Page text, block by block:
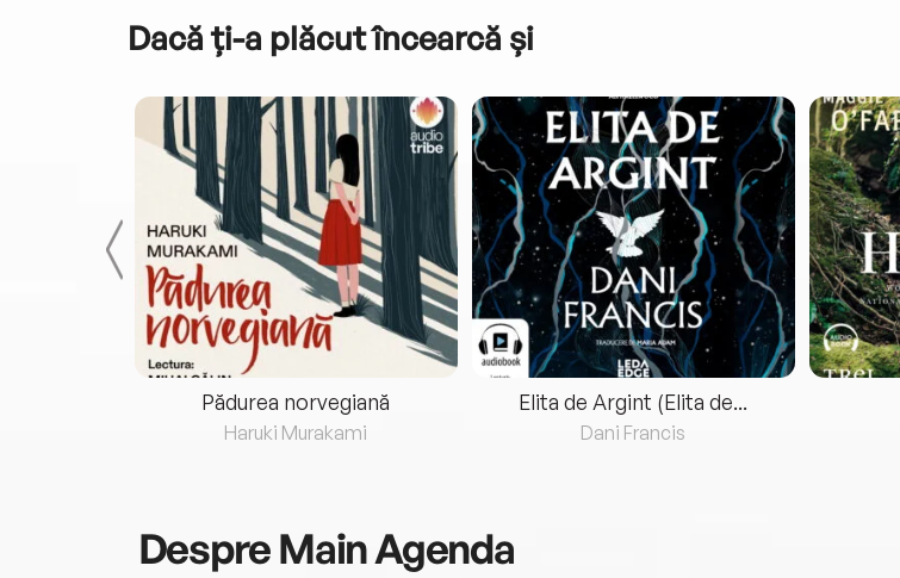
Dacă ți-a plăcut încearcă și
Pădurea norvegiană
Haruki Murakami
Elita de Argint (Elita de...
Dani Francis
DespreMain Agenda